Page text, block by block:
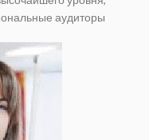
аудиторы